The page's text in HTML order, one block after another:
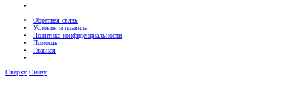
Обратная связь
Условия и правила
Политика конфиденциальности
Помощь
Главная
Сверху Снизу